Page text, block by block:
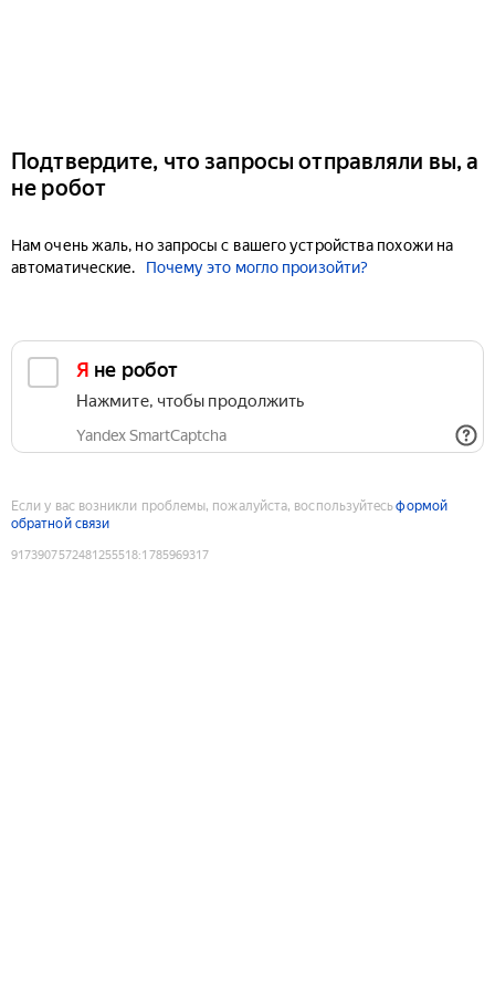
Подтвердите, что запросы отправляли вы, а
не робот
Нам очень жаль, но запросы с вашего устройства похожи на
автоматические.
Почему это могло произойти?
Я не робот
Нажмите, чтобы продолжить
Yandex SmartCaptcha
Если у вас возникли проблемы, пожалуйста, воспользуйтесьформой
обратной связи
9173907572481255518:1785969317